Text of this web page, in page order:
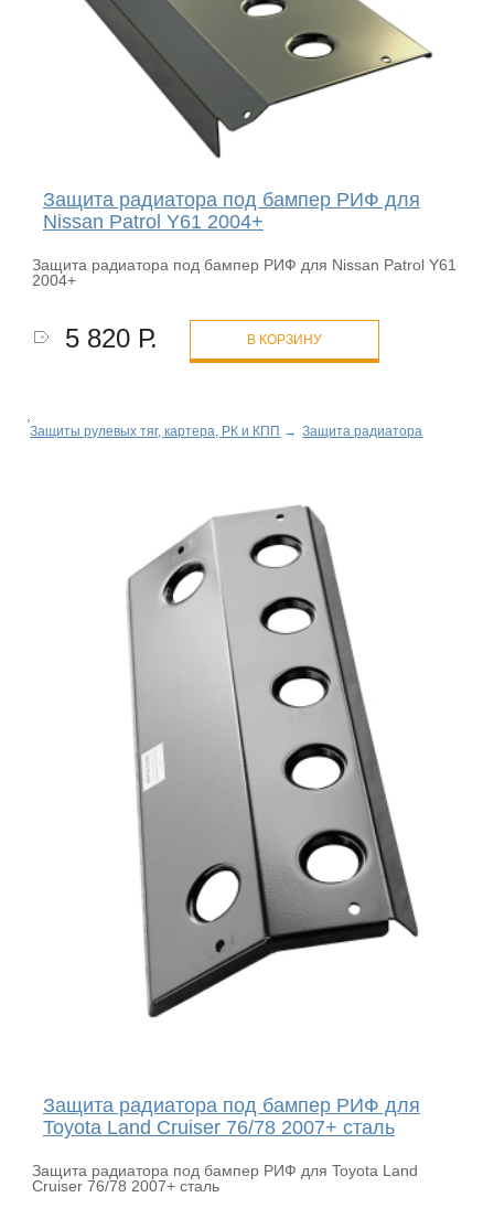
Защита радиатора под бампер РИФ для
Nissan Patrol Y61 2004+
Защита радиатора под бампер РИФ для Nissan Patrol Y61
2004+
5 820 Р. В КОРЗИНУ
Защиты рулевых тяг, картера, РК и КПП → Защита радиатора
Защита радиатора под бампер РИФ для
Toyota Land Cruiser 76/78 2007+ сталь
Защита радиатора под бампер РИФ для Toyota Land
Cruiser 76/78 2007+ сталь